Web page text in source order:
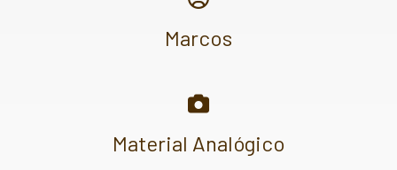
Marcos
Material Analógico